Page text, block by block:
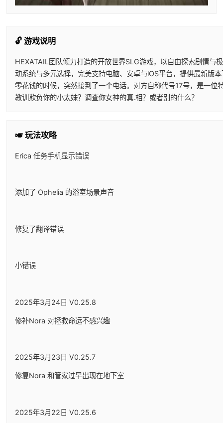
🔓 游戏说明
HEXATAIL团队倾力打造的开放世界SLG游戏，以自由探索剧情与
动系统与多元选择，完美支持电脑、安卓与iOS平台，提供最新版
零花钱的时候，突然接到了一个电话。对方自称代号17号，是一
教训欺负你的小太妹？调查你女神的真.相？或者别的什么？
🎺 玩法攻略
Erica 任务手机显示错误
添加了 Ophelia 的浴室场景声音
修复了翻译错误
小错误
2025年3月24日 V0.25.8
修补Nora 对拯救命运不感兴趣
2025年3月23日 V0.25.7
修复Nora 和管家过早出现在地下室
2025年3月22日 V0.25.6